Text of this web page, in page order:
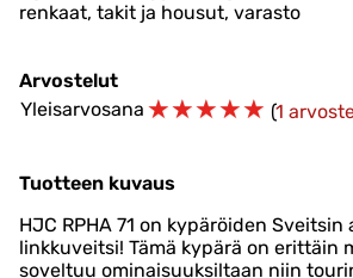
renkaat, takit ja housut, varasto
Arvostelut
Yleisarvosana ☆☆☆☆☆ (1
Tuotteen kuvaus
HJC RPHA 71 on kypäröiden Sveitsin
linkkuveitsi! Tämä kypärä on erittäin
soveltuu ominaisuuksiltaan niin